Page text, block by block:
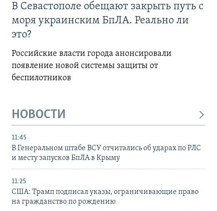
В Севастополе обещают закрыть путь с
моря украинским БпЛА. Реально ли
это?
Российские власти города анонсировали
появление новой системы защиты от
беспилотников
НОВОСТИ
11:45
В Генеральном штабе ВСУ отчитались об ударах по РЛС
и месту запусков БпЛА в Крыму
11:25
США: Трамп подписал указы, ограничивающие право
на гражданство по рождению